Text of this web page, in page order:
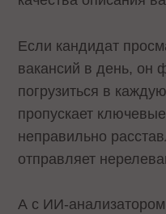
Если кандидат
вакансий в день, он
погрузиться в
пропускает
неправильно
отправляет
А с ИИ-анализатором